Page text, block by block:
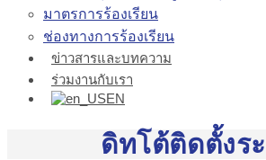
มาตรการร้องเรียน
ช่องทางการร้องเรียน
ข่าวสารและบทความ
ร่วมงานกับเรา
EN
ดิทโต้ติดตั้งร